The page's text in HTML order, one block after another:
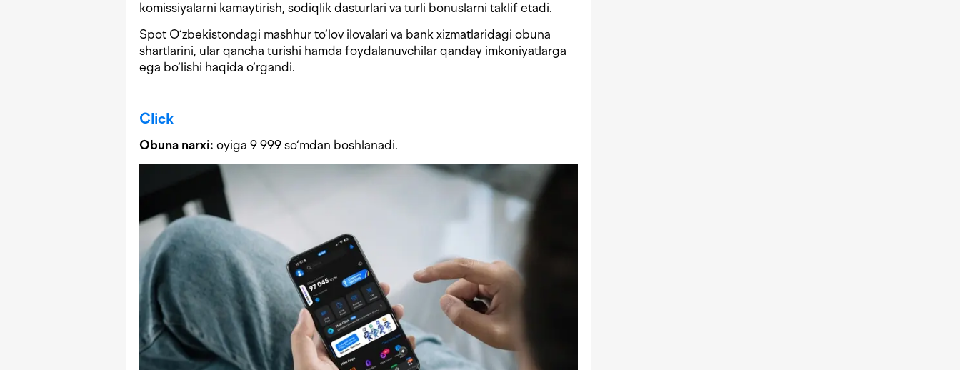
komissiyalarni kamaytirish, sodiqlik dasturlari va turli bonuslarni taklif etadi.
Spot O‘zbekistondagi mashhur to‘lov ilovalari va bank xizmatlaridagi obuna
shartlarini, ular qancha turishi hamda foydalanuvchilar qanday imkoniyatlarga
ega bo‘lishi haqida o‘rgandi.
Click
Obuna narxi: oyiga 9 999 so‘mdan boshlanadi.